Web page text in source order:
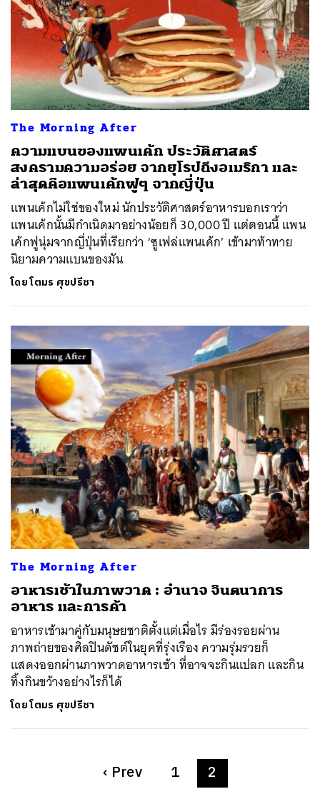
The Morning After
ความแบนของแพนเค้ก ประวัติศาสตร์
สงครามความอร่อย จากยุโรปถึงอเมริกา และ
ล่าสุดคือแพนเค้กฟูๆ จากญี่ปุ่น
แพนเค้กไม่ใช่ของใหม่ นักประวัติศาสตร์อาหารบอกเราว่า
แพนเค้กนั้นมีกำเนิดมาอย่างน้อยก็ 30,000 ปี แต่ตอนนี้ แพน
เค้กฟูนุ่มจากญี่ปุ่นที่เรียกว่า ‘ซูเฟล่แพนเค้ก’ เข้ามาท้าทาย
นิยามความแบนของมัน
โดยโตมร ศุขปรีชา
The Morning After
อาหารเช้าในภาพวาด : อำนาจ จินตนาการ
อาหาร และการค้า
อาหารเช้ามาคู่กับมนุษยชาติตั้งแต่เมื่อไร มีร่องรอยผ่าน
ภาพถ่ายของศิลปินดัชต์ในยุคที่รุ่งเรือง ความรุ่มรวยก็
แสดงออกผ่านภาพวาดอาหารเช้า ที่อาจจะกินแปลก และกิน
ทิ้งกินขว้างอย่างไรก็ได้
โดยโตมร ศุขปรีชา
‹ Prev 1 2